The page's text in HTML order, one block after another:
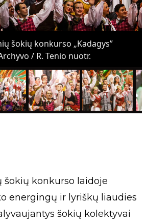
šokių konkurso „Kadagys”
/ R. Tenio nuotr.
konkurso laidoje
energingų ir lyriškų liaudies
šokių kolektyvai